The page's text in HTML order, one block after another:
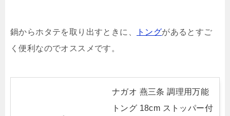
鍋からホタテを取り出すときに、 トングがあるとすご
く便利なのでオススメです。
ナガオ 燕三条 調理用万能
トング 18cm ストッパー付